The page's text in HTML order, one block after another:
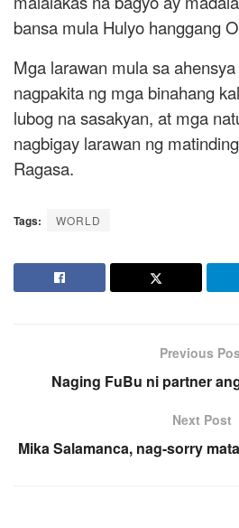
bansa mula Hulyo hanggang
Mga larawan mula sa
nagpakita ng mga binahang
lubog na sasakyan, at mga
nagbigay larawan ng
Ragasa.
Tags: WORLD
Previous
Naging FuBu ni partner
Next Post
Mika Salamanca, nag-sorry